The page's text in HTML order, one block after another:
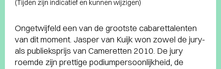
(Tijden zijn indicatief en kunnen wijzigen)
Ongetwijfeld een van de grootste cabarettalenten
van dit moment. Jasper van Kuijk won zowel de jury-
als publieksprijs van Cameretten 2010. De jury
roemde zijn prettige podiumpersoonlijkheid, de